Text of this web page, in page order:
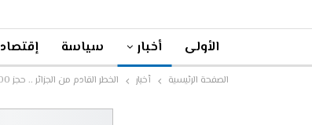
الأولى أخبار سياسة إقتصاد
الصفحة الرئيسية أخبار الخطر القادم من الجزائر .. حجز 300 ألف قرص مهلوس خلال 2014